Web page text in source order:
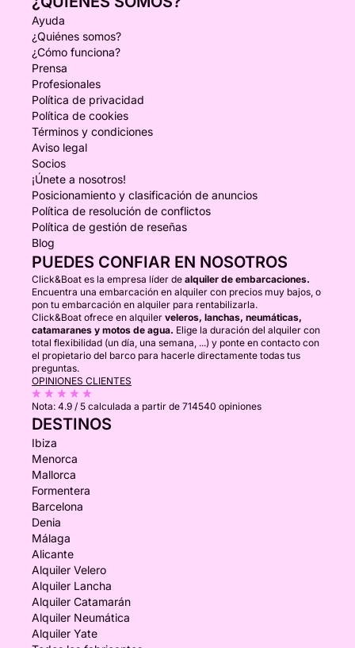
Ayuda
¿Quiénes somos?
¿Cómo funciona?
Prensa
Profesionales
Política de privacidad
Política de cookies
Términos y condiciones
Aviso legal
Socios
¡Únete a nosotros!
Posicionamiento y clasificación de anuncios
Política de resolución de conflictos
Política de gestión de reseñas
Blog
PUEDES CONFIAR EN NOSOTROS
Click&Boat es la empresa líder de alquiler de embarcaciones.
Encuentra una embarcación en alquiler con precios muy bajos, o
pon tu embarcación en alquiler para rentabilizarla.
Click&Boat ofrece en alquiler veleros, lanchas, neumáticas,
catamaranes y motos de agua. Elige la duración del alquiler con
total flexibilidad (un día, una semana, ...) y ponte en contacto con
el propietario del barco para hacerle directamente todas tus
preguntas.
OPINIONES CLIENTES
Nota: 4.9 / 5 calculada a partir de 714540 opiniones
DESTINOS
Ibiza
Menorca
Mallorca
Formentera
Barcelona
Denia
Málaga
Alicante
Alquiler Velero
Alquiler Lancha
Alquiler Catamarán
Alquiler Neumática
Alquiler Yate